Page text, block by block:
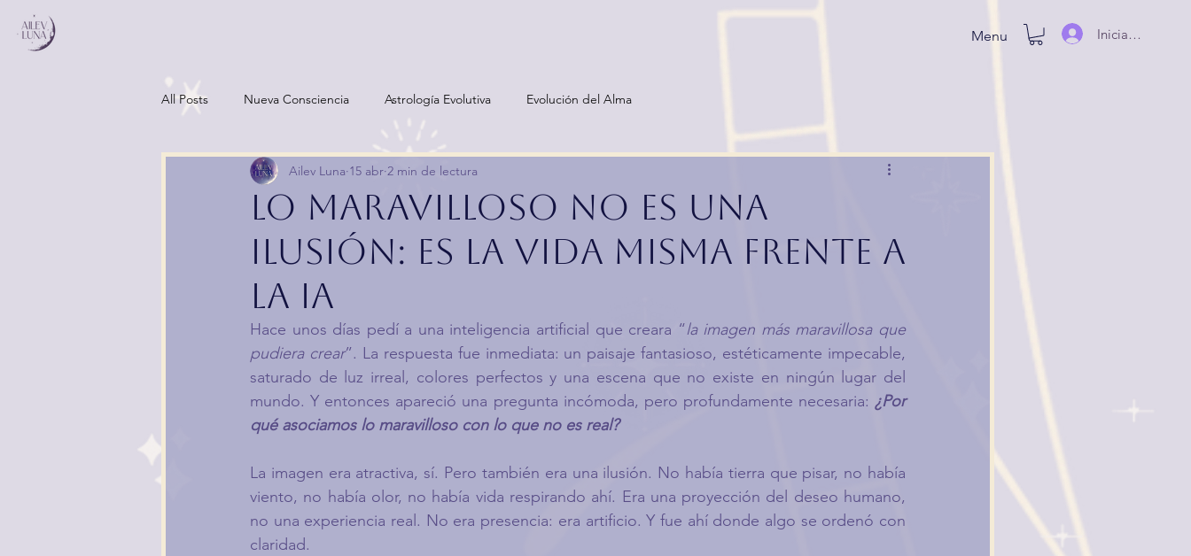
Iniciar sesión
Menu
All Posts Nueva Consciencia Astrología Evolutiva Evolución del Alma
Lo maravilloso no es una
ilusión: es la vida misma frente a
la IA
Ailev Luna 15 abr 2 min de lectura
Hace unos días pedí a una inteligencia artificial que creara “la imagen más maravillosa que
pudiera crear”. La respuesta fue inmediata: un paisaje fantasioso, estéticamente impecable,
saturado de luz irreal, colores perfectos y una escena que no existe en ningún lugar del
mundo. Y entonces apareció una pregunta incómoda, pero profundamente necesaria: ¿Por
qué asociamos lo maravilloso con lo que no es real?
La imagen era atractiva, sí. Pero también era una ilusión. No había tierra que pisar, no había
viento, no había olor, no había vida respirando ahí. Era una proyección del deseo humano,
no una experiencia real. No era presencia: era artificio. Y fue ahí donde algo se ordenó con
claridad.